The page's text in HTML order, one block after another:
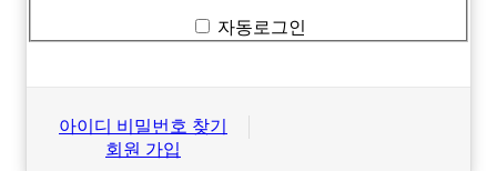
자동로그인
아이디 비밀번호 찾기
회원 가입